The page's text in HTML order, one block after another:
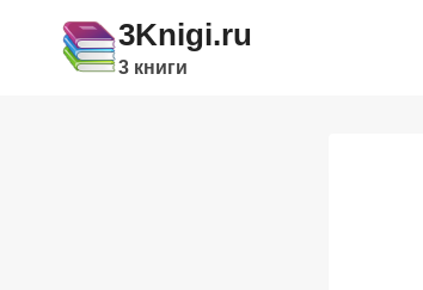
содержимому
3Knigi.ru
3 книги